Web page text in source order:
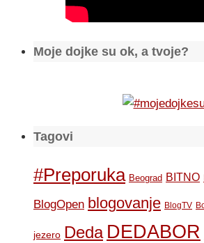
Moje dojke su ok, a tvoje?
Tagovi
#Preporuka Beograd BITNO
BlogOpen blogovanje BlogTV
jezero Deda DEDABOR